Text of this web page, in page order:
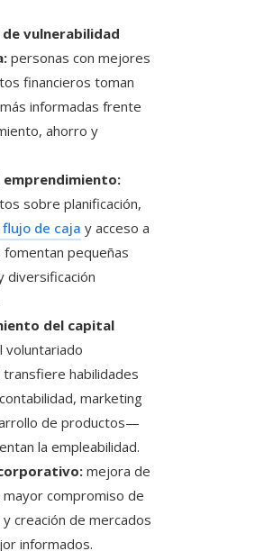
de vulnerabilidad
personas con mejores
financieros toman
informadas frente
ahorro y
emprendimiento:
sobre planificación,
de caja y acceso a
fomentan pequeñas
diversificación
del capital
voluntariado
habilidades
marketing
de productos—
la empleabilidad.
mejora de
compromiso de
creación de mercados
informados.